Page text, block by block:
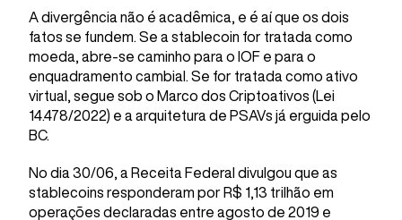
A divergência não é acadêmica, e é aí que os dois
fatos se fundem. Se a stablecoin for tratada como
moeda, abre-se caminho para o IOF e para o
enquadramento cambial. Se for tratada como ativo
virtual, segue sob o Marco dos Criptoativos (Lei
14.478/2022) e a arquitetura de PSAVs já erguida pelo
BC.
No dia 30/06, a Receita Federal divulgou que as
stablecoins responderam por R$ 1,13 trilhão em
operações declaradas entre agosto de 2019 e